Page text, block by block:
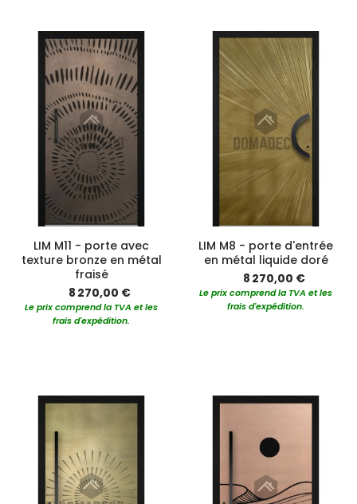
LIM M11 - porte avec
texture bronze en métal
fraisé
8 270,00 €
Le prix comprend la TVA et les
frais d'expédition.
LIM M8 - porte d'entrée
en métal liquide doré
8 270,00 €
Le prix comprend la TVA et les
frais d'expédition.